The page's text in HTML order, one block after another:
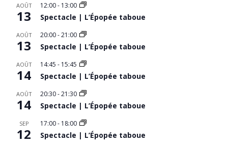
AOÛT
13
12:00- 13:00
Spectacle | L’Épopée taboue
AOÛT
13
20:00-21:00
Spectacle | L’Épopée taboue
AOÛT
14
14:45 - 15:45
Spectacle | L’Épopée taboue
AOÛT
14
20:30-21:30
Spectacle | L’Épopée taboue
SEP
12
17:00- 18:00
Spectacle | L’Épopée taboue